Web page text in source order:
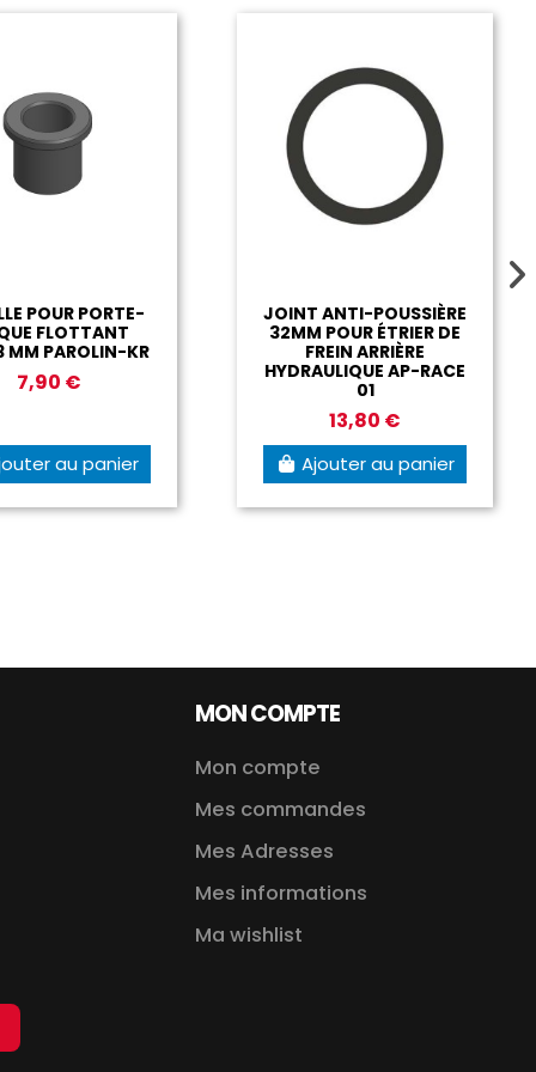
SUPPORT ETRIER DE
AP RACE 06 MINI
NOIR
41,90 €
Ajouter au panier
JOINT TORIQUE POUR
JONCTION ÉTRIER DE
FREIN ARRIÈRE AP RACE
0,80 €
Ajouter au panier
MON COMPTE
Mon compte
Mes commandes
Mes Adresses
Mes informations
Ma wishlist